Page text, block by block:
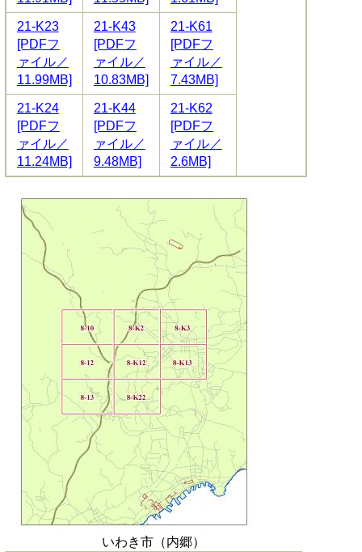
21-K23
[PDFフ
ァイル／
11.99MB]
21-K43
[PDFフ
ァイル／
10.83MB]
21-K61
[PDFフ
ァイル／
7.43MB]
21-K24
[PDFフ
ァイル／
11.24MB]
21-K44
[PDFフ
ァイル／
9.48MB]
21-K62
[PDFフ
ァイル／
2.6MB]
いわき市（内郷）